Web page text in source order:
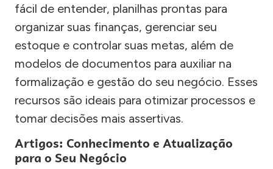
fácil de entender, planilhas prontas para
organizar suas finanças, gerenciar seu
estoque e controlar suas metas, além de
modelos de documentos para auxiliar na
formalização e gestão do seu negócio. Esses
recursos são ideais para otimizar processos e
tomar decisões mais assertivas.
Artigos: Conhecimento e Atualização
para o Seu Negócio